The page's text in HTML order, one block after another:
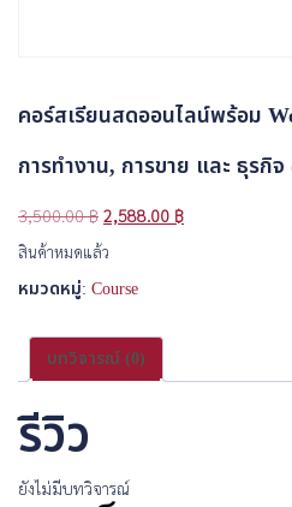
คอร์สเรียนสดออนไลน์พร้อม
การทำงาน, การขาย และ ธุรกิ
3,500.00฿ 2,588.00 ฿
สินค้าหมดแล้ว
หมวดหมู่: Course
บทวิจารณ์ (0)
รีวิว
ยังไม่มีบทวิจารณ์